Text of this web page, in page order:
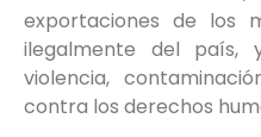
exportaciones de los
ilegalmente del país,
violencia,
contra los derechos